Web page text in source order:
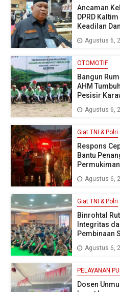
Ancaman
DPRD
Keadilan
Agustus 6,
OTOMOTIF
Bangun
AHM
Pesisir
Agustus 6,
Giat TNI & Polri
Respons
Bantu
Agustus 6,
Giat TNI & Polri
Binrohtal
Integritas
Pembinaan
Agustus 6,
PELAYANAN
Dosen